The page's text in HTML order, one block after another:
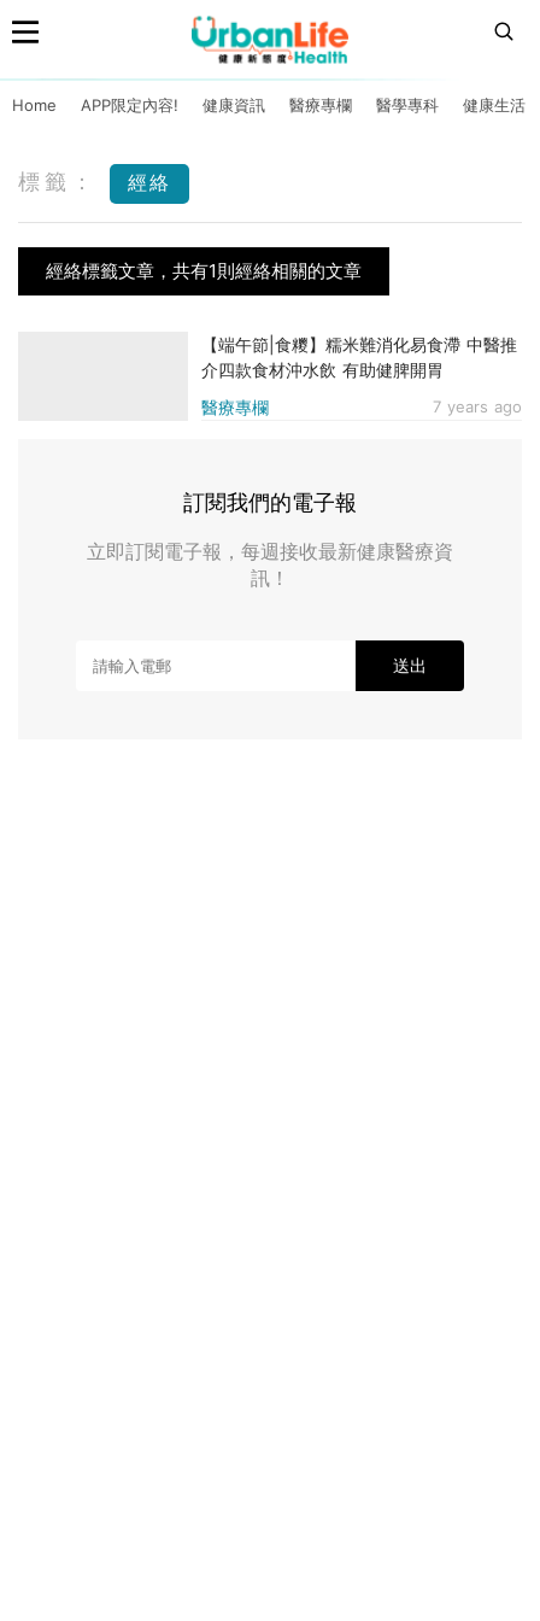
Home APP限定內容! 健康資訊 醫療專欄 醫學專科 健康生活
標籤： 經絡
經絡標籤文章，共有1則經絡相關的文章
醫療專欄 7 years ago
【端午節|食糭】糯米難消化易食滯 中醫推
介四款食材沖水飲 有助健脾開胃
訂閱我們的電子報
立即訂閱電子報，每週接收最新健康醫療資
訊！
送出